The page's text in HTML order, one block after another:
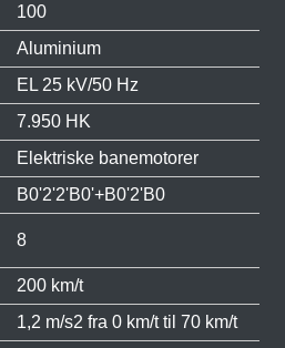
100
Aluminium
EL 25 kV/50 Hz
7.950 HK
Elektriske banemotorer
B0'2'2'B0'+B0'2'B0
8
200 km/t
1,2 m/s2 fra 0 km/t til 70 km/t